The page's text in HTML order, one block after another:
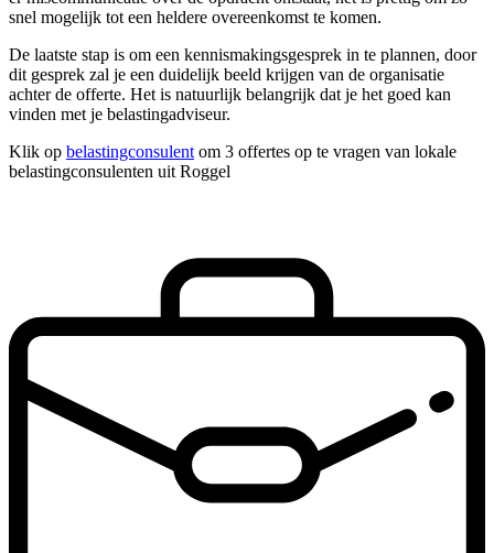
snel mogelijk tot een heldere overeenkomst te komen.
De laatste stap is om een kennismakingsgesprek in te plannen, door
dit gesprek zal je een duidelijk beeld krijgen van de organisatie
achter de offerte. Het is natuurlijk belangrijk dat je het goed kan
vinden met je belastingadviseur.
Klik op belastingconsulent om 3 offertes op te vragen van lokale
belastingconsulenten uit Roggel